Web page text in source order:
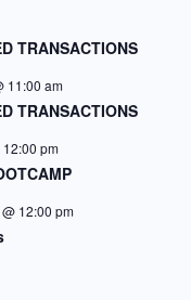
TRANSACTIONS
11:00 am
TRANSACTIONS
12:00 pm
12:00 pm